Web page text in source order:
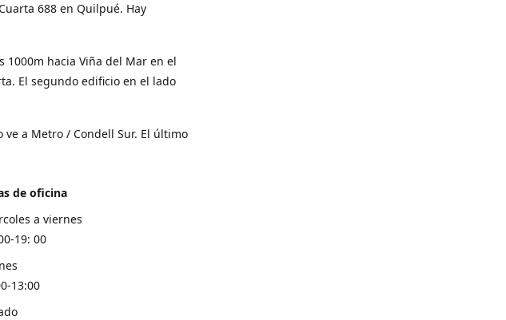
688 en Quilpué. Hay
1000m hacia Viña del Mar en el
El segundo edificio en el lado
ve a Metro / Condell Sur. El último
de oficina
a viernes
19: 00
13:00